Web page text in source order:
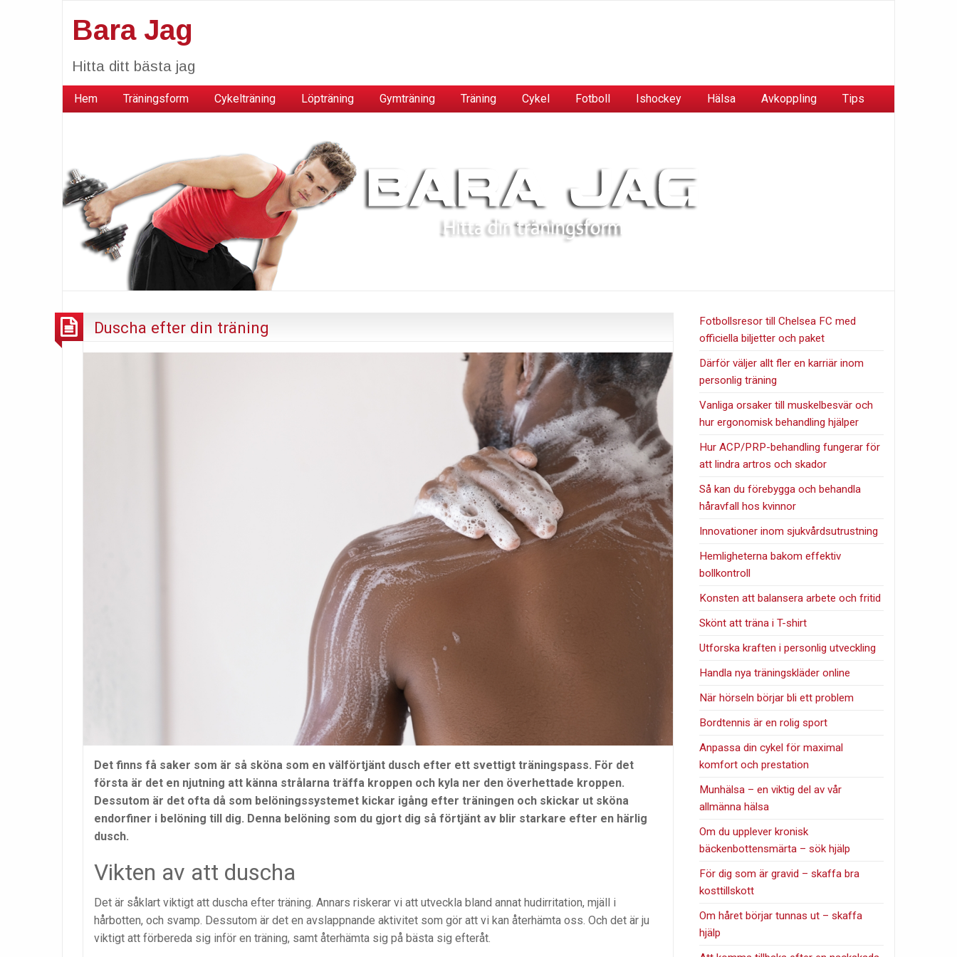
Bara Jag
Hitta ditt bästa jag
Hem Träningsform Cykelträning Löpträning Gymträning Träning Cykel Fotboll Ishockey Hälsa Avkoppling Tips
Duscha efter din träning
Det finns få saker som är så sköna som en välförtjänt dusch efter ett svettigt träningspass. För det
första är det en njutning att känna strålarna träffa kroppen och kyla ner den överhettade kroppen.
Dessutom är det ofta då som belöningssystemet kickar igång efter träningen och skickar ut sköna
endorfiner i belöning till dig. Denna belöning som du gjort dig så förtjänt av blir starkare efter en härlig
dusch.
Vikten av att duscha
Det är såklart viktigt att duscha efter träning. Annars riskerar vi att utveckla bland annat hudirritation, mjäll i
hårbotten, och svamp. Dessutom är det en avslappnande aktivitet som gör att vi kan återhämta oss. Och det är ju
viktigt att förbereda sig inför en träning, samt återhämta sig på bästa sig efteråt.
Fotbollsresor till Chelsea FC med
officiella biljetter och paket
Därför väljer allt fler en karriär inom
personlig träning
Vanliga orsaker till muskelbesvär och
hur ergonomisk behandling hjälper
Hur ACP/PRP-behandling fungerar för
att lindra artros och skador
Så kan du förebygga och behandla
håravfall hos kvinnor
Innovationer inom sjukvårdsutrustning
Hemligheterna bakom effektiv
bollkontroll
Konsten att balansera arbete och fritid
Skönt att träna i T-shirt
Utforska kraften i personlig utveckling
Handla nya träningskläder online
När hörseln börjar bli ett problem
Bordtennis är en rolig sport
Anpassa din cykel för maximal
komfort och prestation
Munhälsa – en viktig del av vår
allmänna hälsa
Om du upplever kronisk
bäckenbottensmärta – sök hjälp
För dig som är gravid – skaffa bra
kosttillskott
Om håret börjar tunnas ut – skaffa
hjälp